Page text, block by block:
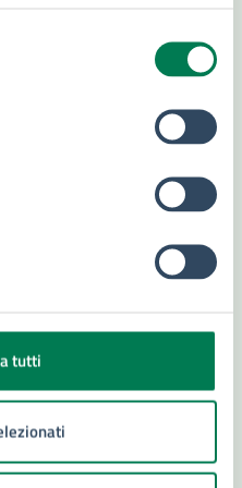
tutti
Urban Center